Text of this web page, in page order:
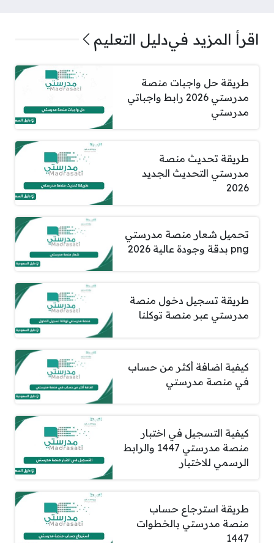
اقرأ المزيد فيدليل التعليم
طريقة حل واجبات منصة
مدرستي 2026 رابط واجباتي
مدرستي
طريقة تحديث منصة
مدرستي التحديث الجديد
2026
تحميل شعار منصة مدرستي
png بدقة وجودة عالية 2026
طريقة تسجيل دخول منصة
مدرستي عبر منصة توكلنا
كيفية اضافة أكثر من حساب
في منصة مدرستي
كيفية التسجيل في اختبار
منصة مدرستي 1447 والرابط
الرسمي للاختبار
طريقة استرجاع حساب
منصة مدرستي بالخطوات
1447